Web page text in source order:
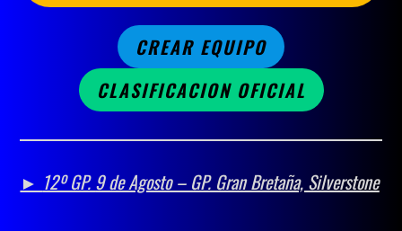
CREAR EQUIPO
CLASIFICACION OFICIAL
► 12º GP.9 de Agosto – GP. Gran Bretaña, Silverstone